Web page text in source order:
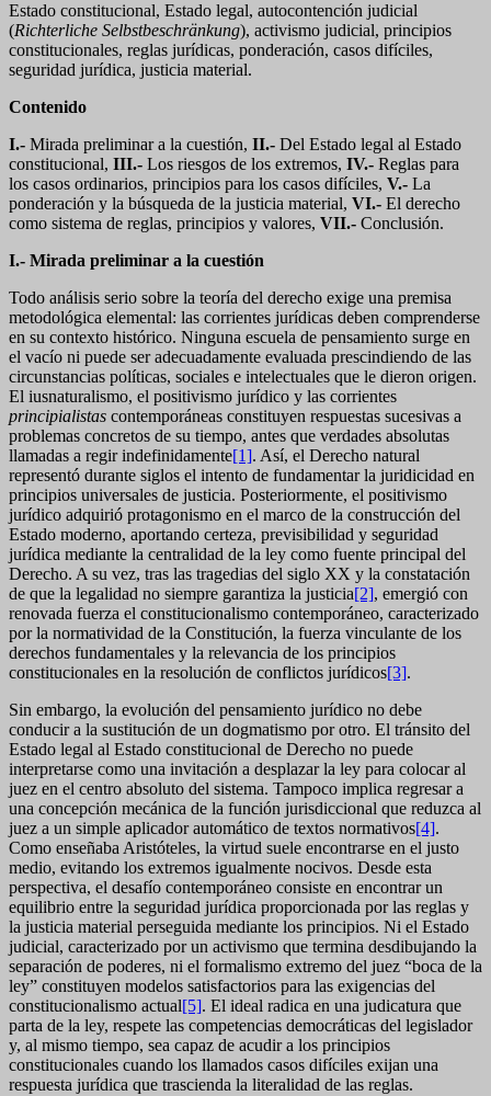
Estado constitucional, Estado legal, autocontención judicial
(Richterliche Selbstbeschränkung), activismo judicial, principios
constitucionales, reglas jurídicas, ponderación, casos difíciles,
seguridad jurídica, justicia material.
Contenido
I.- Mirada preliminar a la cuestión, II.- Del Estado legal al Estado
constitucional, III.- Los riesgos de los extremos, IV.- Reglas para
los casos ordinarios, principios para los casos difíciles, V.- La
ponderación y la búsqueda de la justicia material, VI.- El derecho
como sistema de reglas, principios y valores, VII.- Conclusión.
I.- Mirada preliminar a la cuestión
Todo análisis serio sobre la teoría del derecho exige una premisa
metodológica elemental: las corrientes jurídicas deben comprenderse
en su contexto histórico. Ninguna escuela de pensamiento surge en
el vacío ni puede ser adecuadamente evaluada prescindiendo de las
circunstancias políticas, sociales e intelectuales que le dieron origen.
El iusnaturalismo, el positivismo jurídico y las corrientes
principialistas contemporáneas constituyen respuestas sucesivas a
problemas concretos de su tiempo, antes que verdades absolutas
llamadas a regir indefinidamente[1]. Así, el Derecho natural
representó durante siglos el intento de fundamentar la juridicidad en
principios universales de justicia. Posteriormente, el positivismo
jurídico adquirió protagonismo en el marco de la construcción del
Estado moderno, aportando certeza, previsibilidad y seguridad
jurídica mediante la centralidad de la ley como fuente principal del
Derecho. A su vez, tras las tragedias del siglo XX y la constatación
de que la legalidad no siempre garantiza la justicia[2], emergió con
renovada fuerza el constitucionalismo contemporáneo, caracterizado
por la normatividad de la Constitución, la fuerza vinculante de los
derechos fundamentales y la relevancia de los principios
constitucionales en la resolución de conflictos jurídicos[3].
Sin embargo, la evolución del pensamiento jurídico no debe
conducir a la sustitución de un dogmatismo por otro. El tránsito del
Estado legal al Estado constitucional de Derecho no puede
interpretarse como una invitación a desplazar la ley para colocar al
juez en el centro absoluto del sistema. Tampoco implica regresar a
una concepción mecánica de la función jurisdiccional que reduzca al
juez a un simple aplicador automático de textos normativos[4].
Como enseñaba Aristóteles, la virtud suele encontrarse en el justo
medio, evitando los extremos igualmente nocivos. Desde esta
perspectiva, el desafío contemporáneo consiste en encontrar un
equilibrio entre la seguridad jurídica proporcionada por las reglas y
la justicia material perseguida mediante los principios. Ni el Estado
judicial, caracterizado por un activismo que termina desdibujando la
separación de poderes, ni el formalismo extremo del juez “boca de la
ley” constituyen modelos satisfactorios para las exigencias del
constitucionalismo actual[5]. El ideal radica en una judicatura que
parta de la ley, respete las competencias democráticas del legislador
y, al mismo tiempo, sea capaz de acudir a los principios
constitucionales cuando los llamados casos difíciles exijan una
respuesta jurídica que trascienda la literalidad de las reglas.